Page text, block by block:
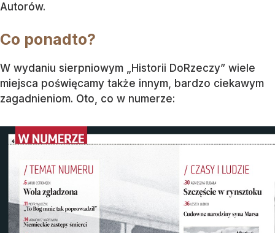
Autorów.
Co ponadto?
W wydaniu sierpniowym „Historii DoRzeczy” wiele
miejsca poświęcamy także innym, bardzo ciekawym
zagadnieniom. Oto, co w numerze: